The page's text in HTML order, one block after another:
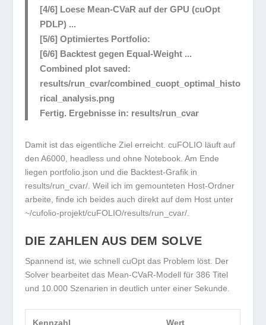
[4/6] Loese Mean-CVaR auf der GPU (cuOpt
PDLP) ...
[5/6] Optimiertes Portfolio:
[6/6] Backtest gegen Equal-Weight ...
Combined plot saved:
results/run_cvar/combined_cuopt_optimal_histo
rical_analysis.png
Fertig. Ergebnisse in: results/run_cvar
Damit ist das eigentliche Ziel erreicht. cuFOLIO läuft auf
den A6000, headless und ohne Notebook. Am Ende
liegen portfolio.json und die Backtest-Grafik in
results/run_cvar/ . Weil ich im gemounteten Host-Ordner
arbeite, finde ich beides auch direkt auf dem Host unter
~/cufolio-projekt/cuFOLIO/results/run_cvar/
DIE ZAHLEN AUS DEM SOLVE
Spannend ist, wie schnell cuOpt das Problem löst. Der
Solver bearbeitet das Mean-CVaR-Modell für 386 Titel
und 10.000 Szenarien in deutlich unter einer Sekunde.
Kennzahl Wert